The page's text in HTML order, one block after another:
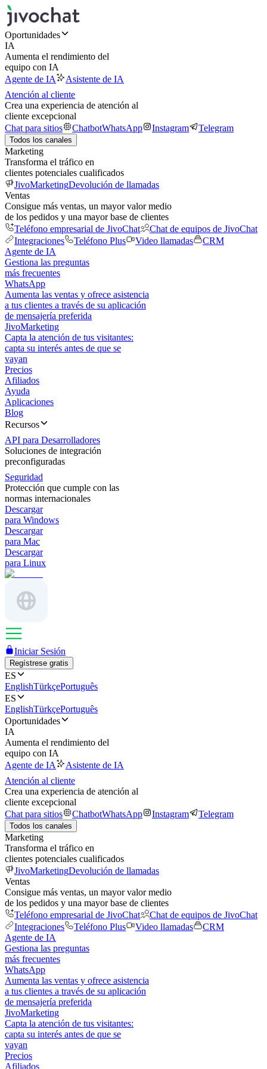
Oportunidades
IA
Aumenta el rendimiento del
equipo con IA
Agente de IA
Asistente de IA
Atención al cliente
Crea una experiencia de atención al
cliente excepcional
Chat para sitios
ChatbotWhatsApp Instagram Telegram
Todos los canales
Marketing
Transforma el tráfico en
clientes potenciales cualificados
JivoMarketingDevolución de llamadas
Ventas
Consigue más ventas, un mayor valor medio
de los pedidos y una mayor base de clientes
Teléfono empresarial de JivoChat
Chat de equipos de JivoChat
Integraciones
Teléfono Plus Video llamadas
CRM
Agente de IA
Gestiona las preguntas
más frecuentes
WhatsApp
Aumenta las ventas y ofrece asistencia
a tus clientes a través de su aplicación
de mensajería preferida
JivoMarketing
Capta la atención de tus visitantes:
capta su interés antes de que se
vayan
Precios
Afiliados
Ayuda
Aplicaciones
Blog
Recursos
API para Desarrolladores
Soluciones de integración
preconfiguradas
Seguridad
Protección que cumple con las
normas internacionales
Descargar
para Windows
Descargar
para Mac
Descargar
para Linux
Iniciar Sesión
Regístrese gratis
ES
EnglishTürkçePortuguês
ES
EnglishTürkçePortuguês
Oportunidades
IA
Aumenta el rendimiento del
equipo con IA
Agente de IA
Asistente de IA
Atención al cliente
Crea una experiencia de atención al
cliente excepcional
Chat para sitios
ChatbotWhatsApp Instagram Telegram
Todos los canales
Marketing
Transforma el tráfico en
clientes potenciales cualificados
JivoMarketingDevolución de llamadas
Ventas
Consigue más ventas, un mayor valor medio
de los pedidos y una mayor base de clientes
Teléfono empresarial de JivoChat
Chat de equipos de JivoChat
Integraciones
Teléfono Plus Video llamadas
CRM
Agente de IA
Gestiona las preguntas
más frecuentes
WhatsApp
Aumenta las ventas y ofrece asistencia
a tus clientes a través de su aplicación
de mensajería preferida
JivoMarketing
Capta la atención de tus visitantes:
capta su interés antes de que se
vayan
Precios
Afiliados